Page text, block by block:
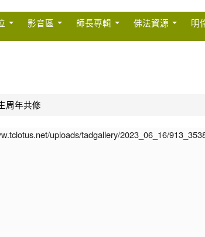
影音區 師長專輯 佛法資源 明
周年共修